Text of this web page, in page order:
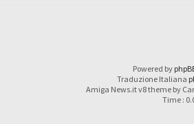
Powered by
Traduzione Italiana
Amiga News.it v8 theme by
Time :